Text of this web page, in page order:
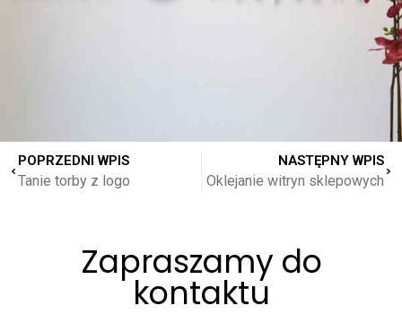
POPRZEDNI WPIS
Tanie torby z logo
NASTĘPNY WPIS
Oklejanie witryn sklepowych
Zapraszamy do
kontaktu